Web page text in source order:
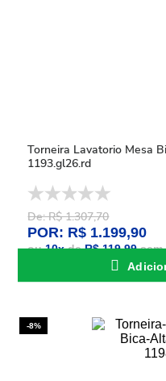
Torneira Lavatorio Mesa
1193.gl26.rd
De: R$ 1.307,70
POR: R$ 1.199,90
ou10xdeR$ 119,99sem
-8%